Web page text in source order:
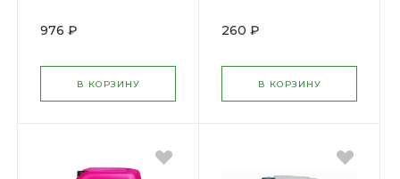
976 ₽
В КОРЗИНУ
260 ₽
В КОРЗИНУ